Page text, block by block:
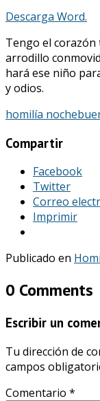
Descarga Word.
Tengo el corazón
arrodillo
hará ese niño
y odios.
homilía
Compartir
Facebook
Twitter
Correo
Imprimir
Publicado en
0 Comments
Escribir un
Tu dirección de
campos
Comentario *